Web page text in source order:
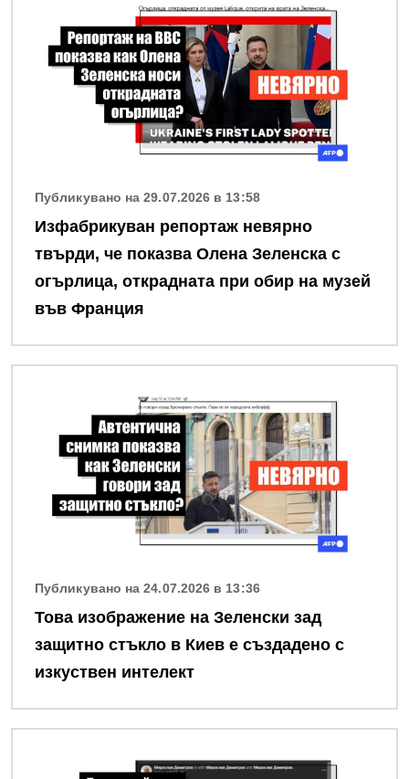
Публикувано на 29.07.2026 в 13:58
Изфабрикуван репортаж невярно
твърди, че показва Олена Зеленска с
огърлица, открадната при обир на музей
във Франция
Публикувано на 24.07.2026 в 13:36
Това изображение на Зеленски зад
защитно стъкло в Киев е създадено с
изкуствен интелект